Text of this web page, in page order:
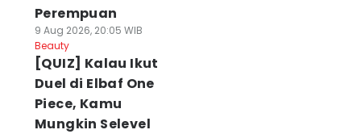
Perempuan
9 Aug 2026, 20:05 WIB
Beauty
[QUIZ] Kalau Ikut
Duel di Elbaf One
Piece, Kamu
Mungkin Selevel